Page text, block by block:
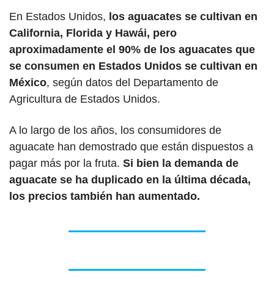
En Estados Unidos, los aguacates se cultivan en
California, Florida y Hawái, pero
aproximadamente el 90% de los aguacates que
se consumen en Estados Unidos se cultivan en
México, según datos del Departamento de
Agricultura de Estados Unidos.
A lo largo de los años, los consumidores de
aguacate han demostrado que están dispuestos a
pagar más por la fruta. Si bien la demanda de
aguacate se ha duplicado en la última década,
los precios también han aumentado.